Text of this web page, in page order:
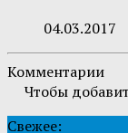
04.03.2017
Комментарии
Чтобы
Свежее: